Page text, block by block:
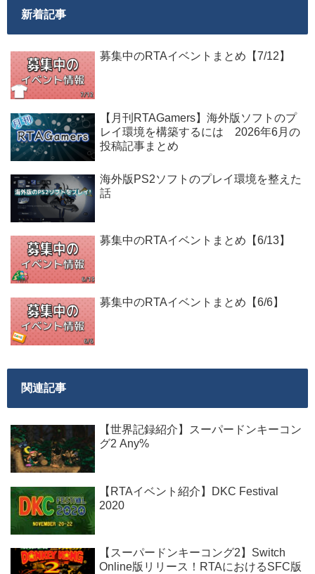
新着記事
募集中のRTAイベントまとめ【7/12】
【月刊RTAGamers】海外版ソフトのプ
レイ環境を構築するには 2026年6月の
投稿記事まとめ
海外版PS2ソフトのプレイ環境を整えた
話
募集中のRTAイベントまとめ【6/13】
募集中のRTAイベントまとめ【6/6】
関連記事
【世界記録紹介】スーパードンキーコン
グ2 Any%
【RTAイベント紹介】DKC Festival
2020
【スーパードンキーコング2】Switch
Online版リリース！RTAにおけるSFC版